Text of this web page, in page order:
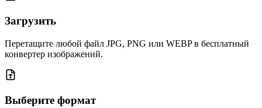
Загрузить
Перетащите любой файл JPG, PNG или WEBP в бесплатный
конвертер изображений.
Выберите формат